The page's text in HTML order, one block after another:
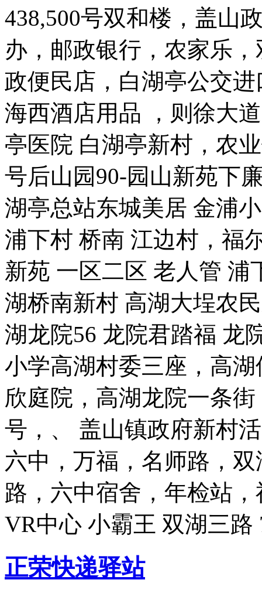
438,500号双和楼，盖山
办，邮政银行，农家乐
政便民店，白湖亭公交
海西酒店用品 ，则徐大
亭医院 白湖亭新村，农
号后山园90-园山新苑下
湖亭总站东城美居 金浦
浦下村 桥南 江边村，福
新苑 一区二区 老人管 浦
湖桥南新村 高湖大埕农
湖龙院56 龙院君踏福 龙
小学高湖村委三座，高
欣庭院，高湖龙院一条
号，、 盖山镇政府新村
六中，万福，名师路，
路，六中宿舍，年检站
VR中心 小霸王 双湖三
正荣快递驿站